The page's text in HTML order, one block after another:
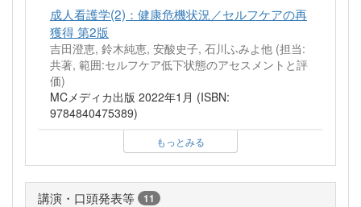
成人看護学(2)：健康危機状況／セルフケアの再
獲得 第2版
吉田澄恵, 鈴木純恵, 安酸史子, 石川ふみよ他 (担当:
共著, 範囲:セルフケア低下状態のアセスメントと評
価)
MCメディカ出版 2022年1月 (ISBN:
9784840475389)
もっとみる
講演・口頭発表等 11